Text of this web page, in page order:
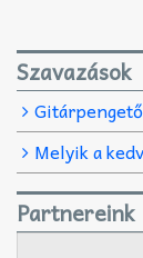
Szavazások
Melyik a
Partnereink